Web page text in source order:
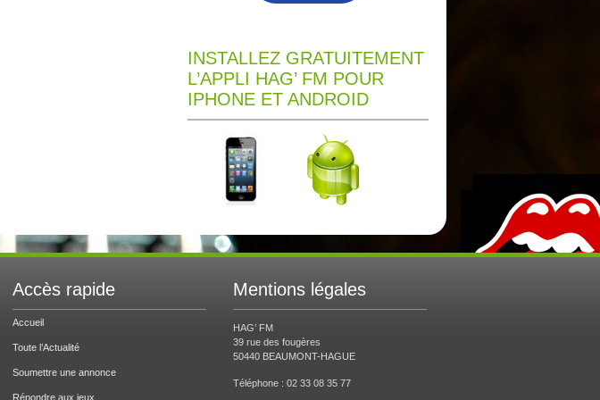
INSTALLEZ GRATUITEMENT
L’APPLI HAG’ FM POUR
IPHONE ET ANDROID
Accès rapide
Accueil
Toute l’Actualité
Soumettre une annonce
Répondre aux jeux
Mentions légales
HAG’ FM
39 rue des fougères
50440 BEAUMONT-HAGUE
Téléphone : 02 33 08 35 77